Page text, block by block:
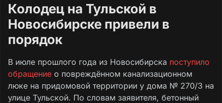
Колодец на Тульской в
Новосибирске привели в
порядок
В июле прошлого года из Новосибирска поступило
обращение о повреждённом канализационном
люке на придомовой территории у дома № 270/3 на
улице Тульской. По словам заявителя, бетонный